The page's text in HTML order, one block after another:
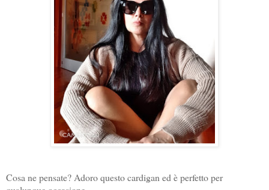
Cosa ne pensate? Adoro questo cardigan ed è perfetto per